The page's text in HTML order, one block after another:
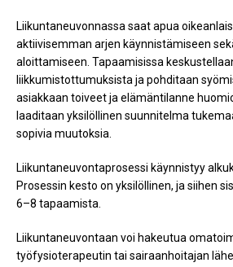
Liikuntaneuvonnassa saat apua
aktiivisemman arjen käynnistämiseen
aloittamiseen. Tapaamisissa
liikkumistottumuksista ja pohditaan
asiakkaan toiveet ja elämäntilanne
laaditaan yksilöllinen suunnitelma
sopivia muutoksia.
Liikuntaneuvontaprosessi käynnistyy
Prosessin kesto on yksilöllinen, ja siihen
6–8 tapaamista.
Liikuntaneuvontaan voi hakeutua
työfysioterapeutin tai sairaanhoitajan